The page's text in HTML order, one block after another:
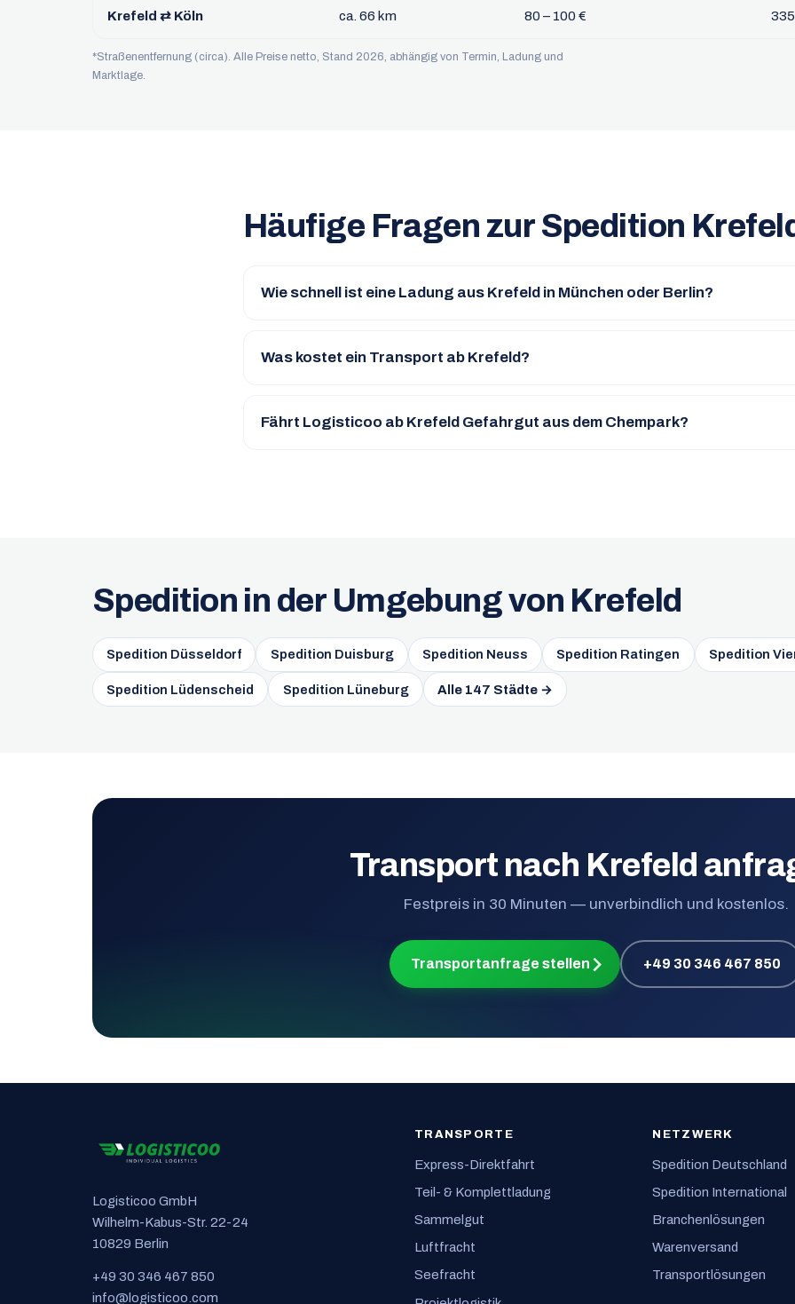
Krefeld ⇄ Köln ca. 66 km 80 – 100 €
*Straßenentfernung (circa). Alle Preise netto, Stand 2026, abhängig von Termin, Ladung und
Marktlage.
Häufige Fragen zur Spedition
Wie schnell ist eine Ladung aus Krefeld in München oder Berlin?
Was kostet ein Transport ab Krefeld?
Fährt Logisticoo ab Krefeld Gefahrgut aus dem Chempark?
Spedition in der Umgebung von Krefeld
Spedition Düsseldorf Spedition Duisburg Spedition Neuss Spedition Ratingen Spedition
Spedition Lüdenscheid Spedition Lüneburg Alle 147 Städte →
Transport nach Krefeld
Festpreis in 30 Minuten — unverbindlich und kostenlos.
Transportanfrage stellen +49 30 346 467 850
Logisticoo GmbH
Wilhelm-Kabus-Str. 22-24
10829 Berlin
+49 30 346 467 850
info@logisticoo.com
TRANSPORTE
Express-Direktfahrt
Teil- & Komplettladung
Sammelgut
Luftfracht
Seefracht
NETZWERK
Spedition Deutschland
Spedition International
Branchenlösungen
Warenversand
Transportlösungen